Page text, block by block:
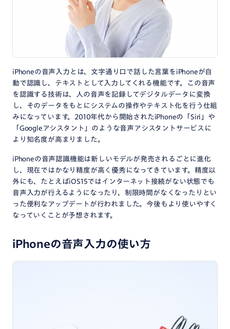
iPhoneの音声入力とは、文字通り口で話した言葉をiPhoneが自
動で認識し、テキストとして入力してくれる機能です。この音声
を認識する技術は、人の音声を記録してデジタルデータに変換
し、そのデータをもとにシステムの操作やテキスト化を行う仕組
みになっています。2010年代から開始されたiPhoneの「Siri」や
「Googleアシスタント」のような音声アシスタントサービスに
より知名度が高まりました。
iPhoneの音声認識機能は新しいモデルが発売されるごとに進化
し、現在ではかなり精度が高く優秀になってきています。精度以
外にも、たとえばiOS15ではインターネット接続がない状態でも
音声入力が行えるようになったり、制限時間がなくなったりとい
った便利なアップデートが行われました。今後もより使いやすく
なっていくことが予想されます。
iPhoneの音声入力の使い方